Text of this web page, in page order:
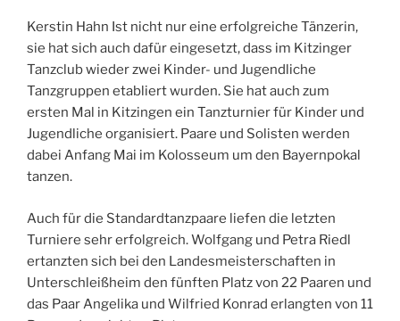
Kerstin Hahn Ist nicht nur eine erfolgreiche Tänzerin,
sie hat sich auch dafür eingesetzt, dass im Kitzinger
Tanzclub wieder zwei Kinder- und Jugendliche
Tanzgruppen etabliert wurden. Sie hat auch zum
ersten Mal in Kitzingen ein Tanzturnier für Kinder und
Jugendliche organisiert. Paare und Solisten werden
dabei Anfang Mai im Kolosseum um den Bayernpokal
tanzen.
Auch für die Standardtanzpaare liefen die letzten
Turniere sehr erfolgreich. Wolfgang und Petra Riedl
ertanzten sich bei den Landesmeisterschaften in
Unterschleißheim den fünften Platz von 22 Paaren und
das Paar Angelika und Wilfried Konrad erlangten von 11